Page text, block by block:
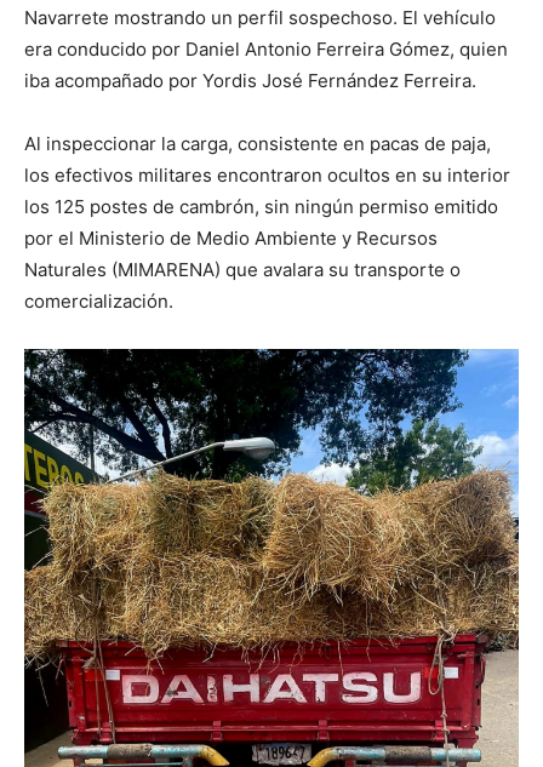
Navarrete mostrando un perfil sospechoso. El vehículo
era conducido por Daniel Antonio Ferreira Gómez, quien
iba acompañado por Yordis José Fernández Ferreira.
Al inspeccionar la carga, consistente en pacas de paja,
los efectivos militares encontraron ocultos en su interior
los 125 postes de cambrón, sin ningún permiso emitido
por el Ministerio de Medio Ambiente y Recursos
Naturales (MIMARENA) que avalara su transporte o
comercialización.